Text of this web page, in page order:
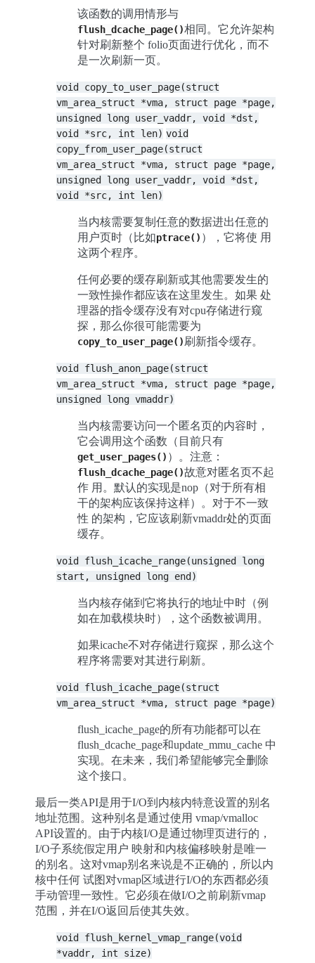
该函数的调用情形与
flush_dcache_page()相同。它允许架构
针对刷新整个 folio页面进行优化，而不
是一次刷新一页。
void
copy_to_user_page(struct
vm_area_struct
*vma, struct page *page,
unsigned
long user_vaddr, void
*dst,
void
*src, int len) void
copy_from_user_page(struct
vm_area_struct
*vma, struct page *page,
unsigned
long user_vaddr, void
*dst,
void
*src, int len)
当内核需要复制任意的数据进出任意的
用户页时（比如ptrace() ），它将使 用
这两个程序。
任何必要的缓存刷新或其他需要发生的
一致性操作都应该在这里发生。如果 处
理器的指令缓存没有对cpu存储进行窥
探，那么你很可能需要为
copy_to_user_page()刷新指令缓存。
void
flush_anon_page(struct
vm_area_struct
*vma, struct page *page,
unsigned
long vmaddr)
当内核需要访问一个匿名页的内容时，
它会调用这个函数（目前只有
get_user_pages() ）。注意：
flush_dcache_page()故意对匿名页不起
作 用。默认的实现是nop（对于所有相
干的架构应该保持这样）。对于不一致
性 的架构，它应该刷新vmaddr处的页面
缓存。
void flush_icache_range(unsigned
long
start,
unsigned long end)
当内核存储到它将执行的地址中时（例
如在加载模块时），这个函数被调用。
如果icache不对存储进行窥探，那么这个
程序将需要对其进行刷新。
void
flush_icache_page(struct
vm_area_struct
*vma, struct page *page)
flush_icache_page的所有功能都可以在
flush_dcache_page和update_mmu_cache 中
实现。在未来，我们希望能够完全删除
这个接口。
最后一类API是用于I/O到内核内特意设置的别名
地址范围。这种别名是通过使用 vmap/vmalloc
API设置的。由于内核I/O是通过物理页进行的，
I/O子系统假定用户 映射和内核偏移映射是唯一
的别名。这对vmap别名来说是不正确的，所以内
核中任何 试图对vmap区域进行I/O的东西都必须
手动管理一致性。它必须在做I/O之前刷新vmap
范围，并在I/O返回后使其失效。
void
flush_kernel_vmap_range(void
*vaddr,
int size)